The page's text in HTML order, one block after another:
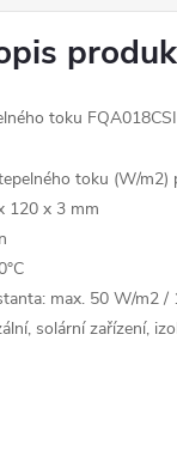
toku FQA018CSI
toku (W/m2)
120 x 3 mm
max. 50 W/m2 /
solární zařízení,